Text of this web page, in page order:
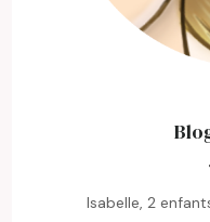
Isabelle, 2